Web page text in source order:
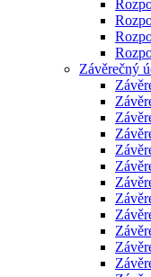
Závěrečný